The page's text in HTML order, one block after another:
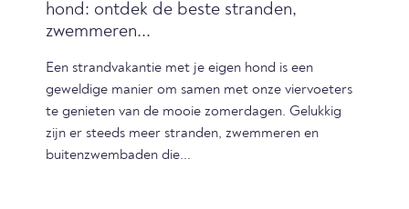
hond: ontdek de beste stranden,
zwemmeren...
Een strandvakantie met je eigen hond is een
geweldige manier om samen met onze viervoeters
te genieten van de mooie zomerdagen. Gelukkig
zijn er steeds meer stranden, zwemmeren en
buitenzwembaden die...